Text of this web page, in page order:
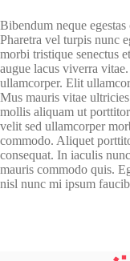
Bibendum neque
Pharetra vel turpis nunc
morbi tristique senectus
augue lacus viverra
ullamcorper. Elit
Mus mauris vitae
mollis aliquam ut
velit sed ullamcorper
commodo. Aliquet
consequat. In iaculis
mauris commodo quis.
nisl nunc mi ipsum